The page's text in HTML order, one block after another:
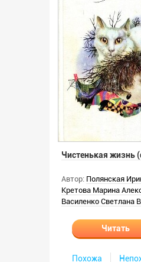
Чистенькая жизнь
Автор: Полянская
Кретова Марина
Василенко Светлана
Читать
Похожа